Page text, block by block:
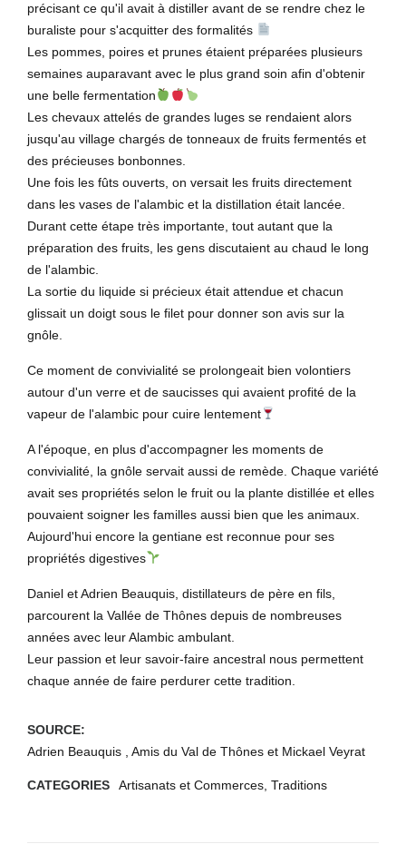
précisant ce qu'il avait à distiller avant de se rendre chez le
buraliste pour s'acquitter des formalités
Les pommes, poires et prunes étaient préparées plusieurs
semaines auparavant avec le plus grand soin afin d'obtenir
une belle fermentation
Les chevaux attelés de grandes luges se rendaient alors
jusqu'au village chargés de tonneaux de fruits fermentés et
des précieuses bonbonnes.
Une fois les fûts ouverts, on versait les fruits directement
dans les vases de l'alambic et la distillation était lancée.
Durant cette étape très importante, tout autant que la
préparation des fruits, les gens discutaient au chaud le long
de l'alambic.
La sortie du liquide si précieux était attendue et chacun
glissait un doigt sous le filet pour donner son avis sur la
gnôle.
Ce moment de convivialité se prolongeait bien volontiers
autour d'un verre et de saucisses qui avaient profité de la
vapeur de l'alambic pour cuire lentement
A l'époque, en plus d'accompagner les moments de
convivialité, la gnôle servait aussi de remède. Chaque variété
avait ses propriétés selon le fruit ou la plante distillée et elles
pouvaient soigner les familles aussi bien que les animaux.
Aujourd'hui encore la gentiane est reconnue pour ses
propriétés digestives
Daniel et Adrien Beauquis, distillateurs de père en fils,
parcourent la Vallée de Thônes depuis de nombreuses
années avec leur Alambic ambulant.
Leur passion et leur savoir-faire ancestral nous permettent
chaque année de faire perdurer cette tradition.
SOURCE:
Adrien Beauquis , Amis du Val de Thônes et Mickael Veyrat
CATEGORIES Artisanats et Commerces Traditions